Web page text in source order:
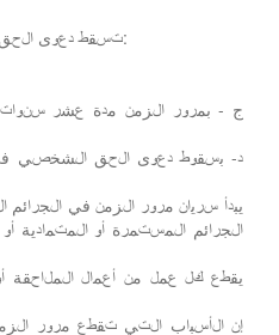
تسقط دعوى الحق العام لسبب من الأسباب الآتية:
ج - بمرور الزمن مدة عشر
د- بسقوط دعوى الحق الشخصي
الجرائم المستمرة أو المتمادية